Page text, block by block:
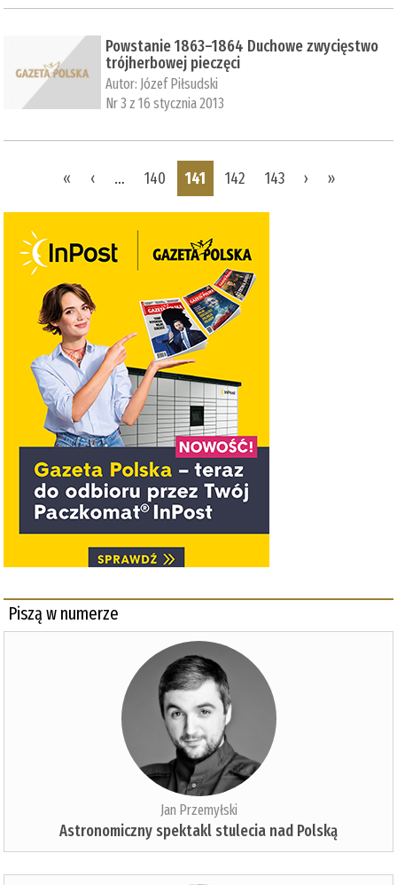
Powstanie 1863–1864 Duchowe zwycięstwo
trójherbowej pieczęci
Autor: Józef Piłsudski
Nr 3 z 16 stycznia 2013
« ‹ … 140 141 142 143 › »
Piszą w numerze
Jan Przemyłski
Astronomiczny spektakl stulecia nad Polską